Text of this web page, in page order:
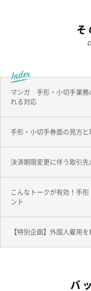
そ
マンガ 手形・小切手業務
れる対応
手形・小切手券面の見方
決済期限変更に伴う取引
こんなトークが有効！手
ント
【特別企画】外国人雇用
バ